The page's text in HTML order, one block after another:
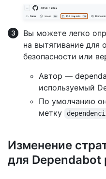
Вы можете легко
на вытягивание для
безопасности или
Автор —
используемый
По умолчанию
метку
Изменение
для Dependabot